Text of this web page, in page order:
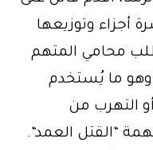
أجزاء وتوزيعها
محامي المتهم
ما يُستخدم
التهرب من
“القتل العمد“.